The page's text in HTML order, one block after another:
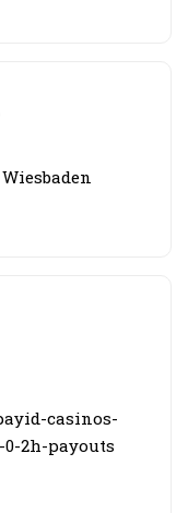
casinos-
2h-payouts